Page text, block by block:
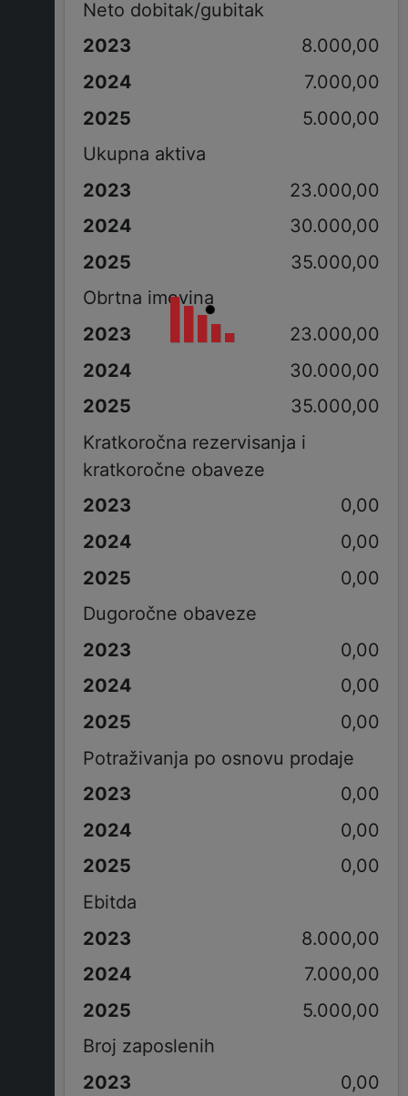
Neto dobitak/gubitak
8.000,00
7.000,00
5.000,00
Ukupna aktiva
23.000,00
30.000,00
35.000,00
Obrtna imovina
23.000,00
30.000,00
35.000,00
Kratkoročna rezervisanja i
kratkoročne obaveze
0,00
0,00
0,00
Dugoročne obaveze
0,00
0,00
0,00
Potraživanja po osnovu prodaje
0,00
0,00
0,00
Ebitda
8.000,00
7.000,00
5.000,00
Broj zaposlenih
0,00